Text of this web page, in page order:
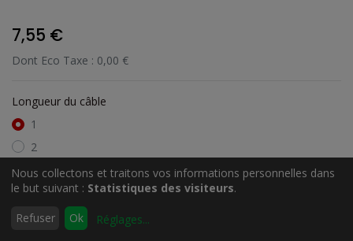
Rechercher
7,55 €
Dont Eco Taxe : 0,00 €
Longueur du câble
1
2
3
Nous collectons et traitons vos informations personnelles dans
le but suivant : Statistiques des visiteurs.
Refuser Ok Réglages...